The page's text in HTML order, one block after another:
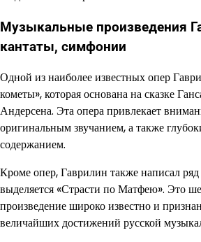
Музыкальные произведения
кантаты, симфонии
Одной из наиболее известных опер
кометы», которая основана на сказке
Андерсена. Эта опера привлекает
оригинальным звучанием, а также
содержанием.
Кроме опер, Гаврилин также написал
выделяется «Страсти по Матфею». Это
произведение широко известно и
величайших достижений русской